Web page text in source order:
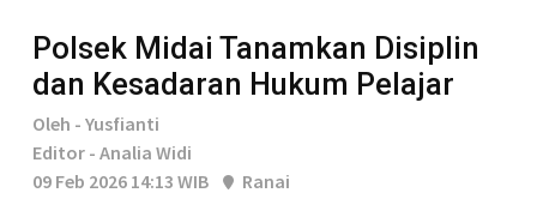
Polsek Midai Tanamkan Disiplin
dan Kesadaran Hukum Pelajar
Oleh - Yusfianti
Editor - Analia Widi
09 Feb 2026 14:13 WIB
Ranai